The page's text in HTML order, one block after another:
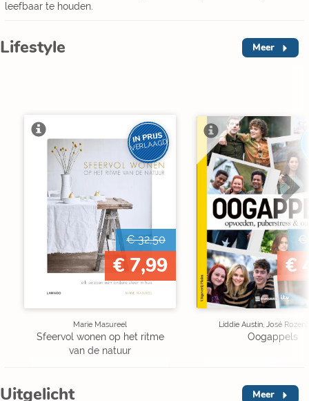
leefbaar te houden.
Lifestyle Meer
IN PRIJS
VERLAAGD
€ 32,50
€ 7,99
Marie Masureel
Sfeervol wonen op het ritme
van de natuur
€
€
Liddie Austin, José
Oogappels
Uitgelicht Meer